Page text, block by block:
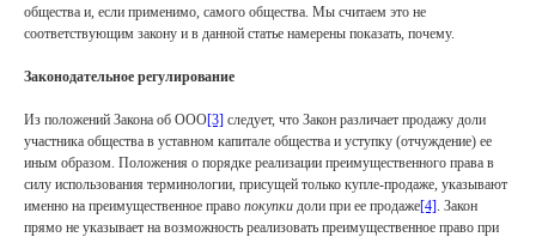
общества и, если применимо, самого общества. Мы считаем это не
соответствующим закону и в данной статье намерены показать, почему.
Законодательное регулирование
Из положений Закона об ООО[3] следует, что Закон различает продажу доли
участника общества в уставном капитале общества и уступку (отчуждение) ее
иным образом. Положения о порядке реализации преимущественного права в
силу использования терминологии, присущей только купле-продаже, указывают
именно на преимущественное право покупки доли при ее продаже[4]. Закон
прямо не указывает на возможность реализовать преимущественное право при